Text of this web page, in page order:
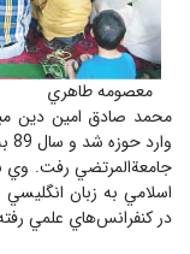
معصومه طاهري
جامعة‌المرتضي رفت. وي
اسلامي به زبان
در كنفرانس‌هاي علمي